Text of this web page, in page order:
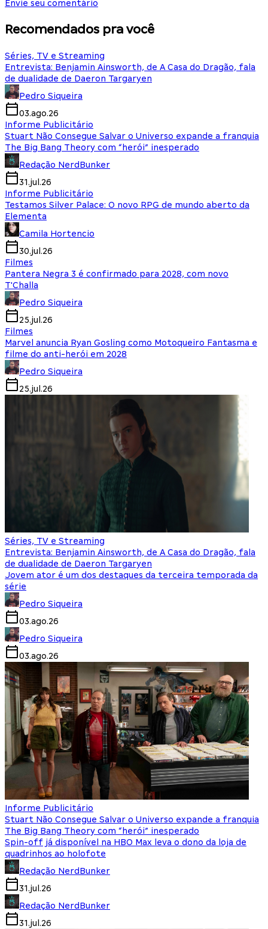
Envie seu comentário
Recomendados pra você
Séries, TV e Streaming
Entrevista: Benjamin Ainsworth, de A Casa do Dragão, fala
de dualidade de Daeron Targaryen
Pedro Siqueira
03.ago.26
Informe Publicitário
Stuart Não Consegue Salvar o Universo expande a franquia
The Big Bang Theory com “herói” inesperado
Redação NerdBunker
31.jul.26
Informe Publicitário
Testamos Silver Palace: O novo RPG de mundo aberto da
Elementa
Camila Hortencio
30.jul.26
Filmes
Pantera Negra 3 é confirmado para 2028, com novo
T'Challa
Pedro Siqueira
25.jul.26
Filmes
Marvel anuncia Ryan Gosling como Motoqueiro Fantasma e
filme do anti-herói em 2028
Pedro Siqueira
25.jul.26
Séries, TV e Streaming
Entrevista: Benjamin Ainsworth, de A Casa do Dragão, fala
de dualidade de Daeron Targaryen
Jovem ator é um dos destaques da terceira temporada da
série
Pedro Siqueira
03.ago.26
Pedro Siqueira
03.ago.26
Informe Publicitário
Stuart Não Consegue Salvar o Universo expande a franquia
The Big Bang Theory com “herói” inesperado
Spin-off já disponível na HBO Max leva o dono da loja de
quadrinhos ao holofote
Redação NerdBunker
31.jul.26
Redação NerdBunker
31.jul.26